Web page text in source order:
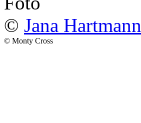
© Jana Hartmann
© Monty Cross